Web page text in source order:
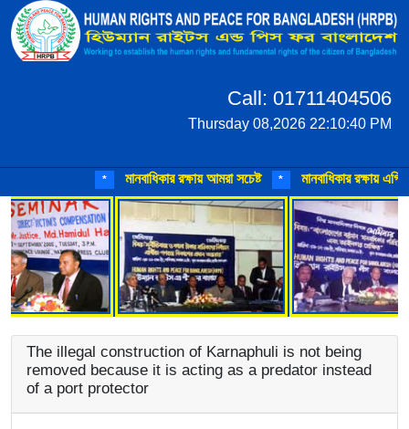
Call: 01711404506
Thursday 08,2026 22:10:40 PM
মানবাধিকার রক্ষায় আমরা সচেষ্ট মানবাধিকার রক্ষায়
The illegal construction of Karnaphuli is not being
removed because it is acting as a predator instead
of a port protector